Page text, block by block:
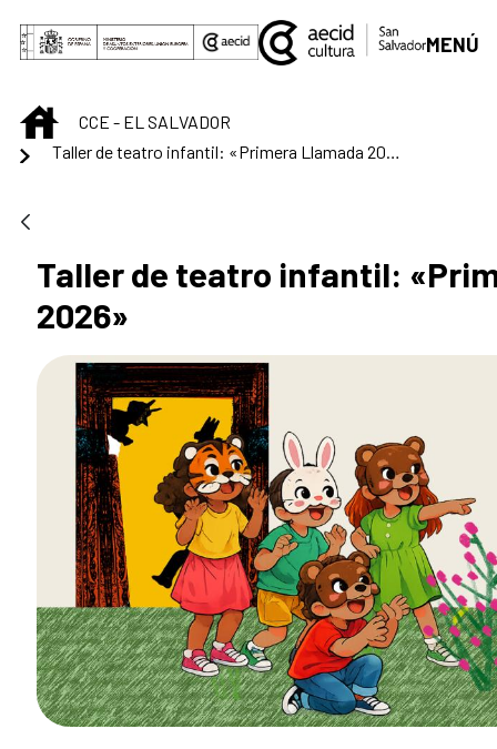
Saut au contenu principal
MENÚ
INICIOCCE - EL SALVADOR
Taller de teatro infantil:
2026»